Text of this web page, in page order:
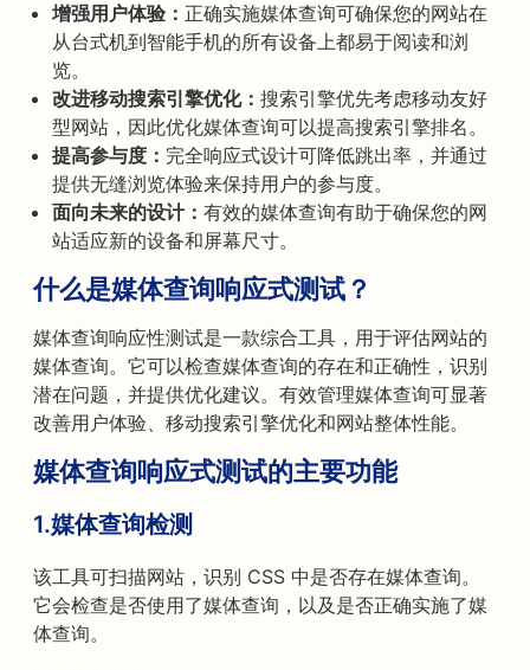
增强用户体验： 正确实施媒体查询可确保您的网站在
从台式机到智能手机的所有设备上都易于阅读和浏
览。
改进移动搜索引擎优化： 搜索引擎优先考虑移动友好
型网站，因此优化媒体查询可以提高搜索引擎排名。
提高参与度： 完全响应式设计可降低跳出率，并通过
提供无缝浏览体验来保持用户的参与度。
面向未来的设计： 有效的媒体查询有助于确保您的网
站适应新的设备和屏幕尺寸。
什么是媒体查询响应式测试？
媒体查询响应性测试是一款综合工具，用于评估网站的
媒体查询。它可以检查媒体查询的存在和正确性，识别
潜在问题，并提供优化建议。有效管理媒体查询可显著
改善用户体验、移动搜索引擎优化和网站整体性能。
媒体查询响应式测试的主要功能
1.媒体查询检测
该工具可扫描网站，识别 CSS 中是否存在媒体查询。
它会检查是否使用了媒体查询，以及是否正确实施了媒
体查询。